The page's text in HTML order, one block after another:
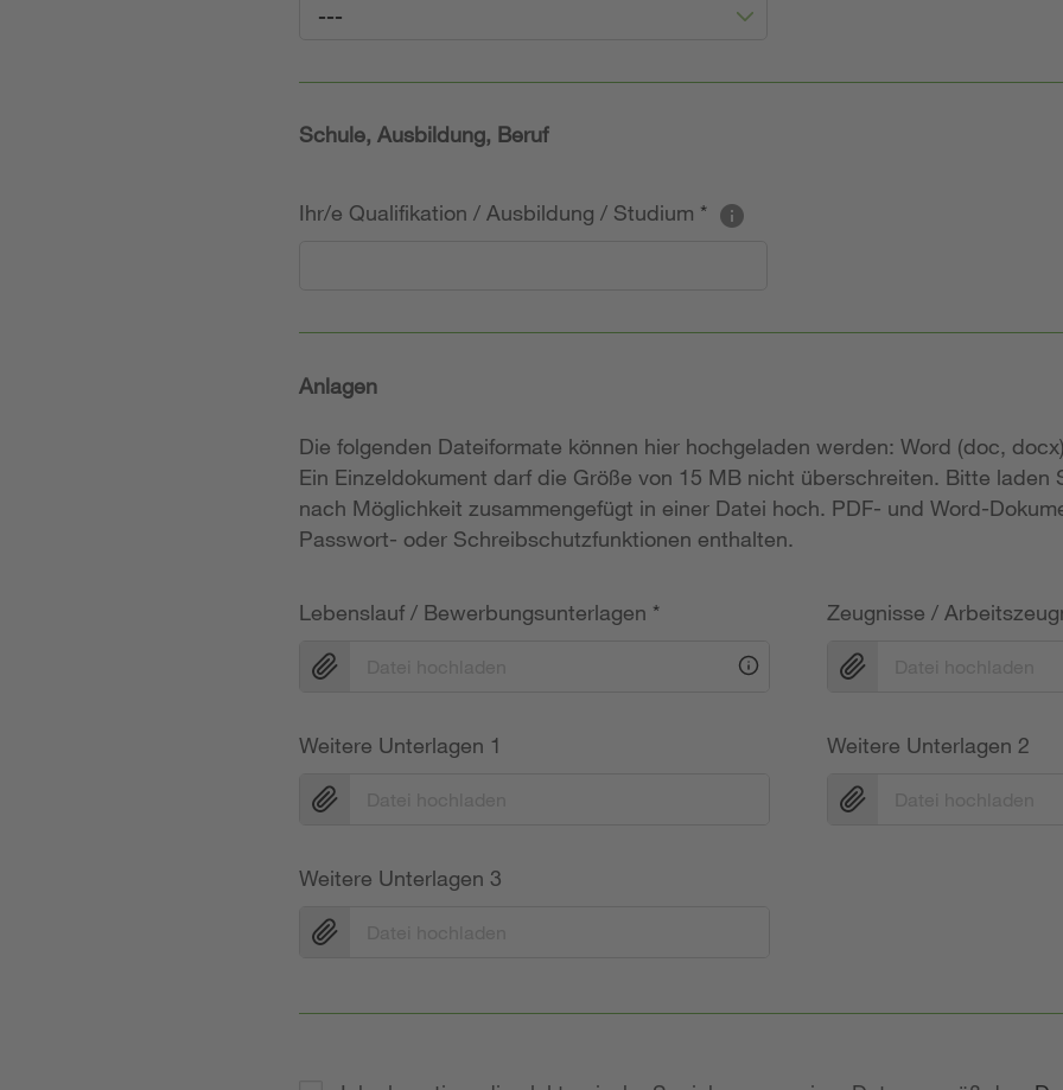
---
Schule, Ausbildung, Beruf
Ihr/e Qualifikation / Ausbildung / Studium *
Anlagen
Die folgenden Dateiformate können hier hochgeladen werden: Word (doc,
Ein Einzeldokument darf die Größe von 15 MB nicht überschreiten. Bitte laden
nach Möglichkeit zusammengefügt in einer Datei hoch. PDF- und Word-
Passwort- oder Schreibschutzfunktionen enthalten.
Lebenslauf / Bewerbungsunterlagen * Zeugnisse /
Weitere Unterlagen 1 Weitere Unterlagen 2
Weitere Unterlagen 3